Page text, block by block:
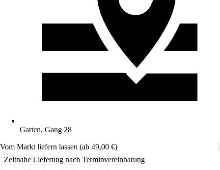
Garten, Gang 28
Vom Markt liefern lassen (ab 49,00 €)
Zeitnahe Lieferung nach Terminvereinbarung